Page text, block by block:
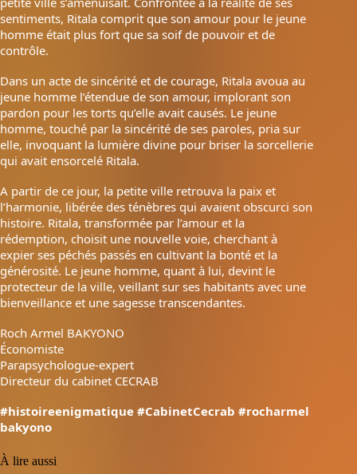
sentiments, Ritala comprit que son amour pour le jeune
homme était plus fort que sa soif de pouvoir et de
contrôle.
Dans un acte de sincérité et de courage, Ritala avoua au
jeune homme l’étendue de son amour, implorant son
pardon pour les torts qu’elle avait causés. Le jeune
homme, touché par la sincérité de ses paroles, pria sur
elle, invoquant la lumière divine pour briser la sorcellerie
qui avait ensorcelé Ritala.
A partir de ce jour, la petite ville retrouva la paix et
l’harmonie, libérée des ténèbres qui avaient obscurci son
histoire. Ritala, transformée par l’amour et la
rédemption, choisit une nouvelle voie, cherchant à
expier ses péchés passés en cultivant la bonté et la
générosité. Le jeune homme, quant à lui, devint le
protecteur de la ville, veillant sur ses habitants avec une
bienveillance et une sagesse transcendantes.
Roch Armel BAKYONO
Économiste
Parapsychologue-expert
Directeur du cabinet CECRAB
#histoireenigmatique #CabinetCecrab #rocharmel
bakyono
À lire aussi